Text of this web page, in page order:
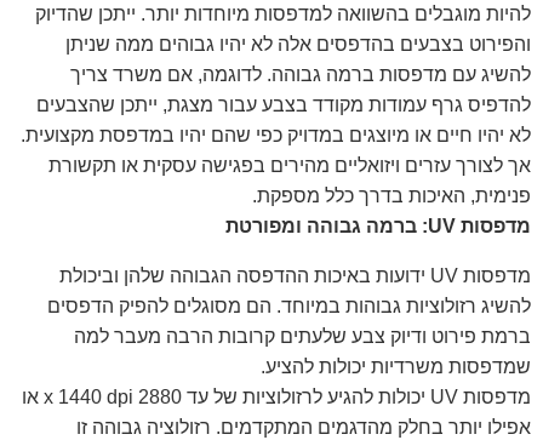
להיות מוגבלים בהשוואה למדפסות מיוחדות יותר. ייתכן שהדיוק
והפירוט בצבעים בהדפסים אלה לא יהיו גבוהים ממה שניתן
להשיג עם מדפסות ברמה גבוהה. לדוגמה, אם משרד צריך
להדפיס גרף עמודות מקודד בצבע עבור מצגת, ייתכן שהצבעים
לא יהיו חיים או מיוצגים במדויק כפי שהם יהיו במדפסת מקצועית.
אך לצורך עזרים ויזואליים מהירים בפגישה עסקית או תקשורת
פנימית, האיכות בדרך כלל מספקת.
מדפסות UV: ברמה גבוהה ומפורטת
מדפסות UV ידועות באיכות ההדפסה הגבוהה שלהן וביכולת
להשיג רזולוציות גבוהות במיוחד. הם מסוגלים להפיק הדפסים
ברמת פירוט ודיוק צבע שלעתים קרובות הרבה מעבר למה
שמדפסות משרדיות יכולות להציע.
מדפסות UV יכולות להגיע לרזולוציות של עד 2880 x 1440 dpi או
אפילו יותר בחלק מהדגמים המתקדמים. רזולוציה גבוהה זו